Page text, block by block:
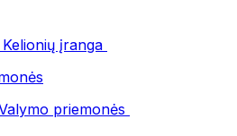
Kelionių įranga
priemonės